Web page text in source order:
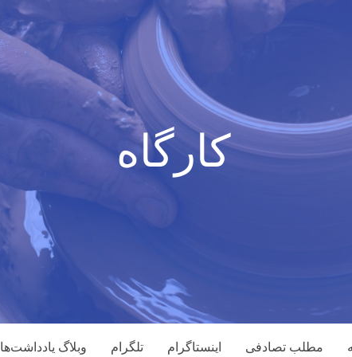
کارگاه
وبلاگ یادداشت‌ها تلگرام اینستاگرام مطلب تصادفی